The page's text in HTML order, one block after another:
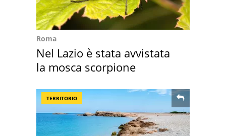
Roma
Nel Lazio è stata avvistata
la mosca scorpione
TERRITORIO